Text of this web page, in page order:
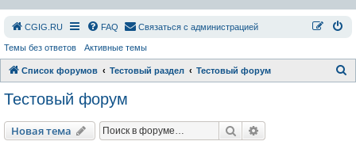
СGIG.RU FAQ Связаться с администрацией
Темы без ответов Активные темы
Список форумов Тестовый раздел Тестовый форум
Тестовый форум
Новая тема Поиск